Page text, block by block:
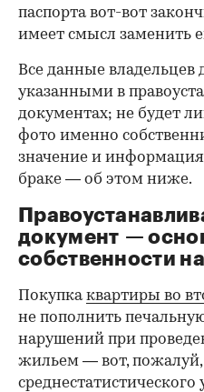
паспорта вот-вот
имеет смысл заменить
00:00 / 00:00
Все данные владельцев
указанными в
документах; не будет
фото именно
значение и
браке — об этом ниже.
документ —
собственности
Покупкаквартиры во
не пополнить
нарушений при
жильем — вот, пожалуй,